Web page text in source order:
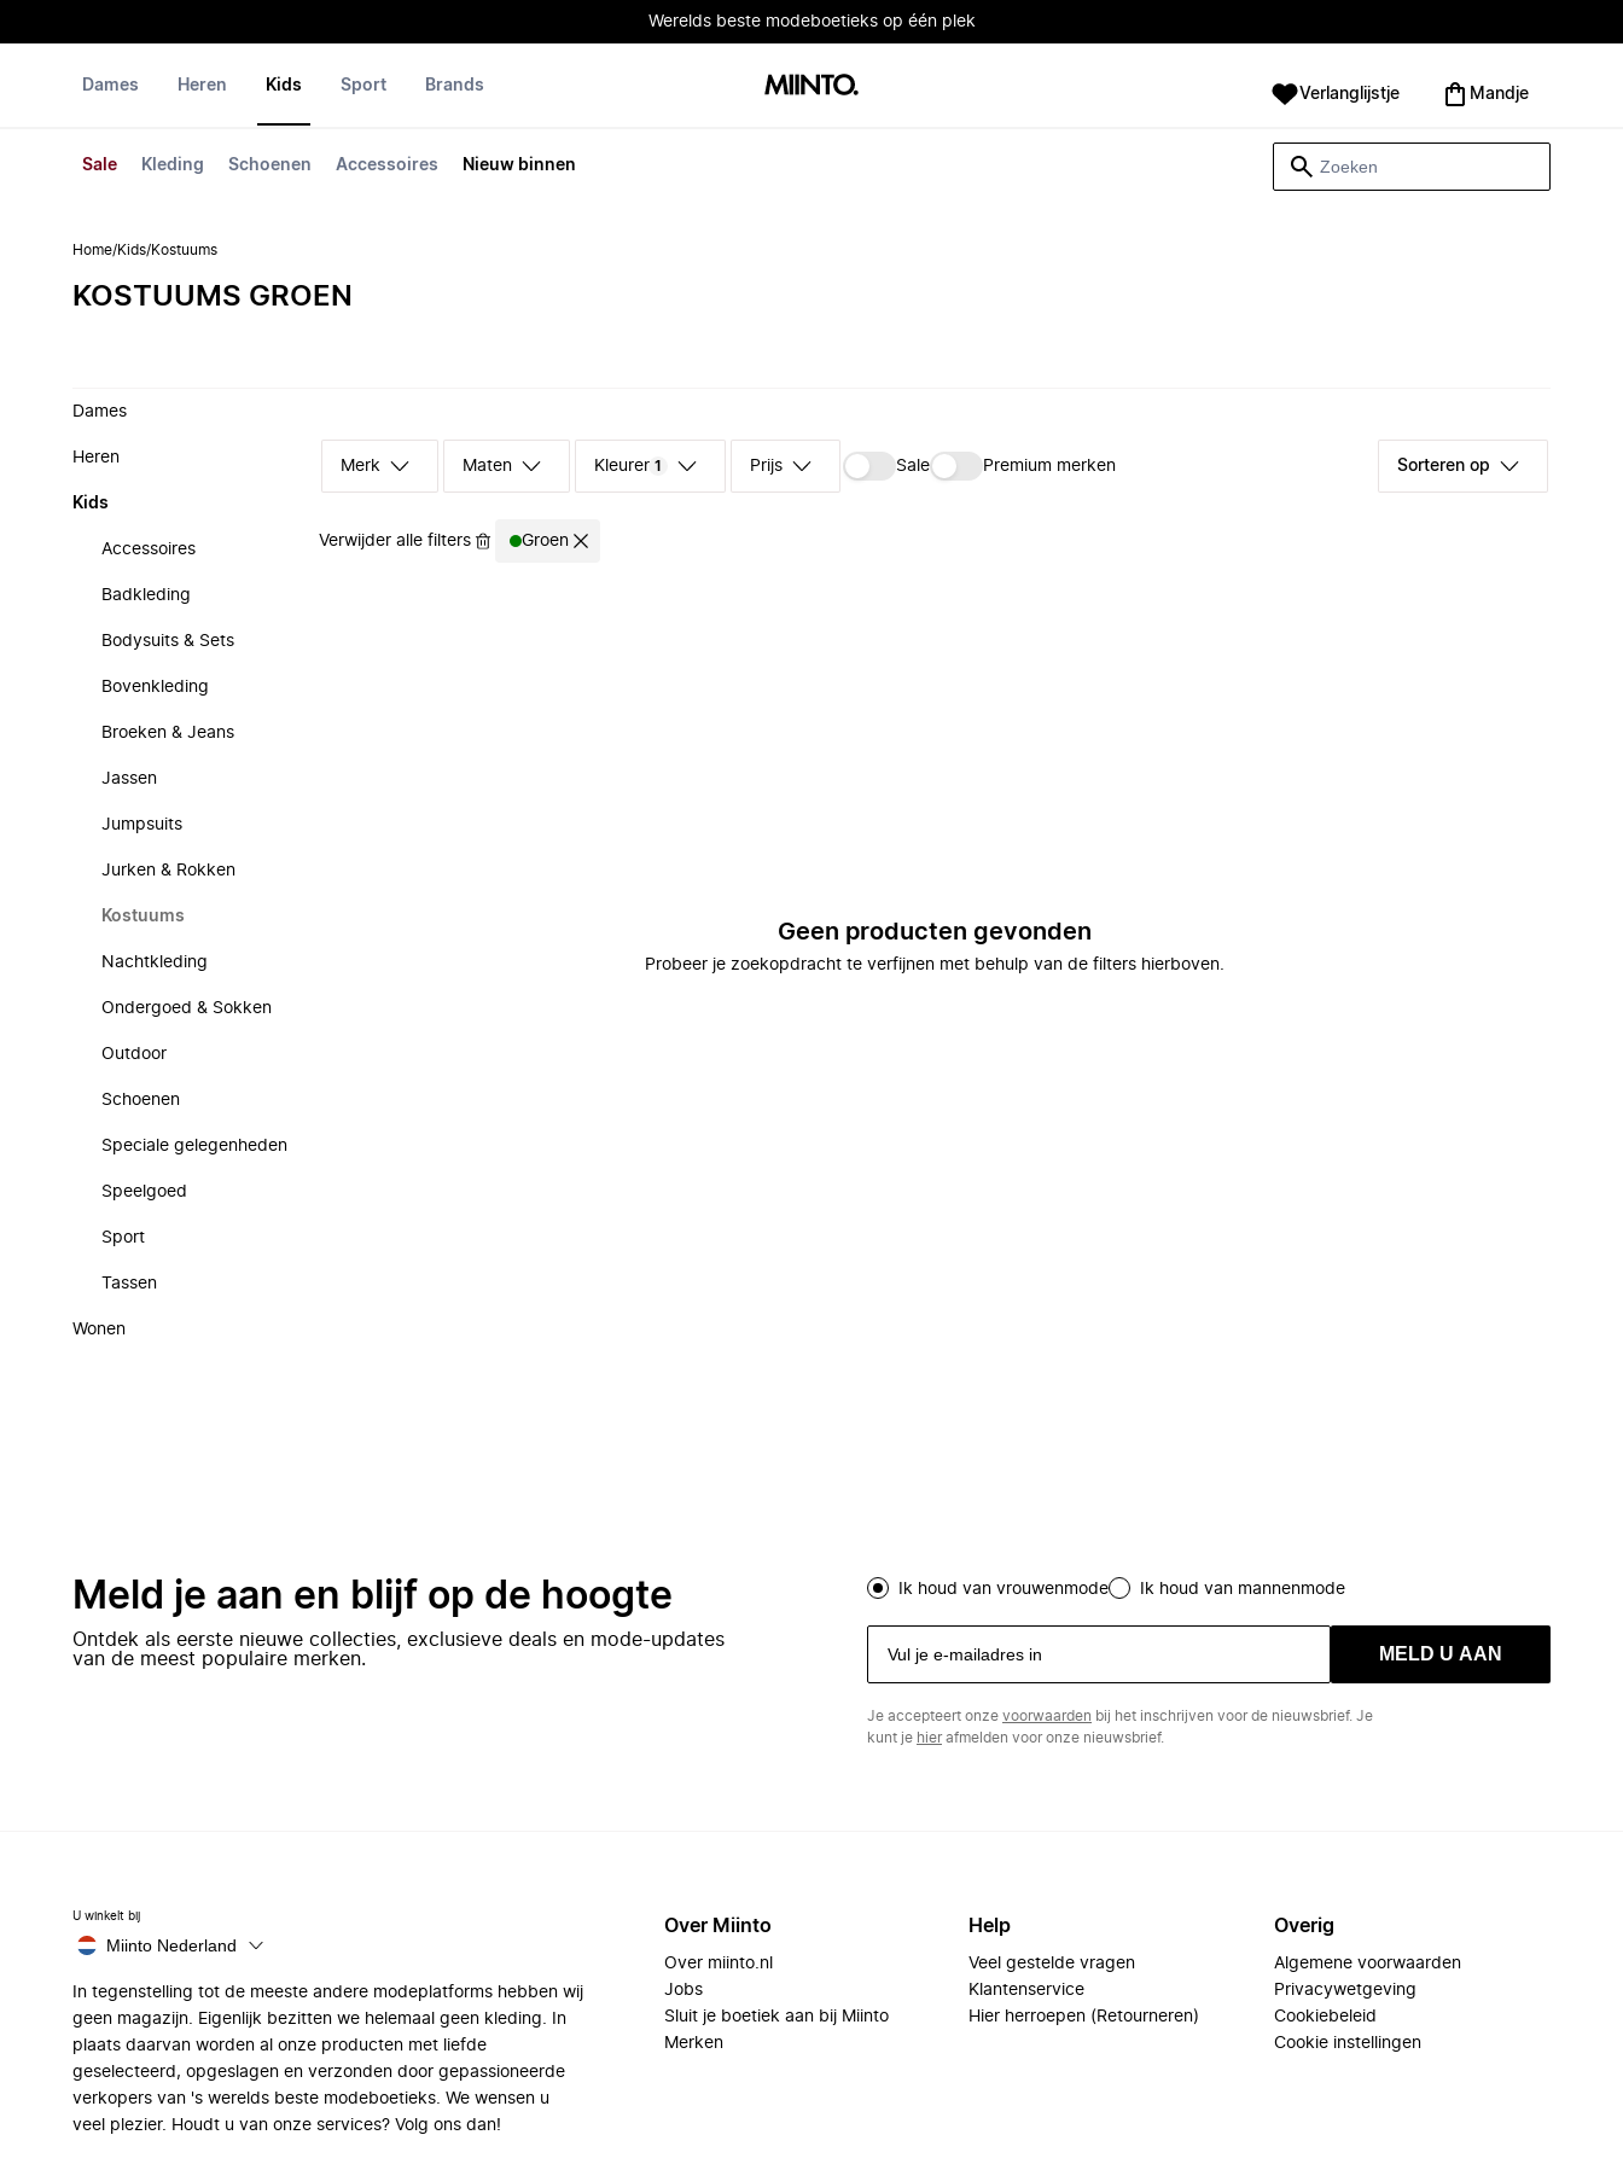
Werelds beste modeboetieks op één plek
Dames Heren Kids
Sale Kleding Schoenen Accessoires Nieuw binnen
Sport Brands Verlanglijstje Mandje
Home/Kids/Kostuums
KOSTUUMS GROEN
Dames
Heren
Kids
Accessoires
Badkleding
Bodysuits & Sets
Bovenkleding
Broeken & Jeans
Jassen
Jumpsuits
Jurken & Rokken
Kostuums
Nachtkleding
Ondergoed & Sokken
Outdoor
Schoenen
Speciale gelegenheden
Speelgoed
Sport
Tassen
Wonen
Merk Maten Kleuren 1 Prijs Sale Premium merken Sorteren op
Verwijder alle filters Groen
Geen producten gevonden
Probeer je zoekopdracht te verfijnen met behulp van de filters hierboven.
Meld je aan en blijf op de hoogte
Ontdek als eerste nieuwe collecties, exclusieve deals en mode-updates
van de meest populaire merken.
Ik houd van vrouwenmode Ik houd van mannenmode
MELD U AAN
Je accepteert onze voorwaarden bij het inschrijven voor de nieuwsbrief. Je
kunt je hierafmelden voor onze nieuwsbrief.
U winkelt bij
Miinto Nederland
In tegenstelling tot de meeste andere modeplatforms hebben wij
geen magazijn. Eigenlijk bezitten we helemaal geen kleding. In
plaats daarvan worden al onze producten met liefde
geselecteerd, opgeslagen en verzonden door gepassioneerde
verkopers van 's werelds beste modeboetieks. We wensen u
veel plezier. Houdt u van onze services? Volg ons dan!
Over Miinto
Over miinto.nl
Jobs
Sluit je boetiek aan bij Miinto
Merken
Help
Veel gestelde vragen
Klantenservice
Hier herroepen (Retourneren)
Overig
Algemene voorwaarden
Privacywetgeving
Cookiebeleid
Cookie instellingen